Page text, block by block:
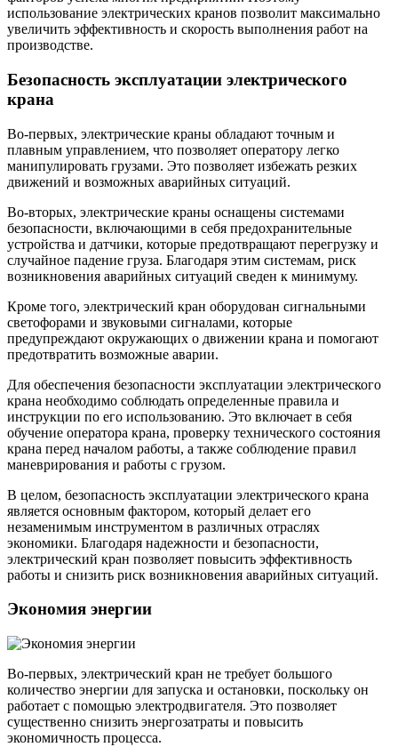
использование электрических кранов позволит максимально
увеличить эффективность и скорость выполнения работ на
производстве.
Безопасность эксплуатации электрического
крана
Во-первых, электрические краны обладают точным и
плавным управлением, что позволяет оператору легко
манипулировать грузами. Это позволяет избежать резких
движений и возможных аварийных ситуаций.
Во-вторых, электрические краны оснащены системами
безопасности, включающими в себя предохранительные
устройства и датчики, которые предотвращают перегрузку и
случайное падение груза. Благодаря этим системам, риск
возникновения аварийных ситуаций сведен к минимуму.
Кроме того, электрический кран оборудован сигнальными
светофорами и звуковыми сигналами, которые
предупреждают окружающих о движении крана и помогают
предотвратить возможные аварии.
Для обеспечения безопасности эксплуатации электрического
крана необходимо соблюдать определенные правила и
инструкции по его использованию. Это включает в себя
обучение оператора крана, проверку технического состояния
крана перед началом работы, а также соблюдение правил
маневрирования и работы с грузом.
В целом, безопасность эксплуатации электрического крана
является основным фактором, который делает его
незаменимым инструментом в различных отраслях
экономики. Благодаря надежности и безопасности,
электрический кран позволяет повысить эффективность
работы и снизить риск возникновения аварийных ситуаций.
Экономия энергии
Во-первых, электрический кран не требует большого
количество энергии для запуска и остановки, поскольку он
работает с помощью электродвигателя. Это позволяет
существенно снизить энергозатраты и повысить
экономичность процесса.